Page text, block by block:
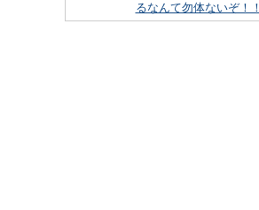
るなんて勿体ないぞ！！